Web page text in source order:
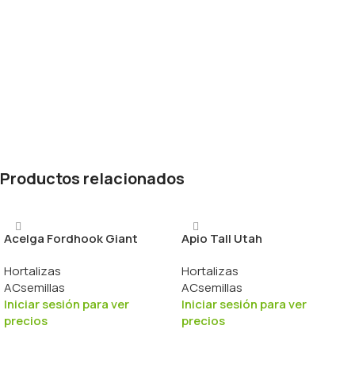
Productos relacionados
Acelga Fordhook Giant
Hortalizas
ACsemillas
Iniciar sesión para ver
precios
Apio Tall Utah
Hortalizas
ACsemillas
Iniciar sesión para ver
precios